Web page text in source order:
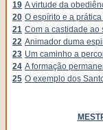
19 A virtude da
20 O espírito e a
21 Com a castidade ao
22 Animador duma
23 Um caminho a
24 A formação
25 O exemplo dos